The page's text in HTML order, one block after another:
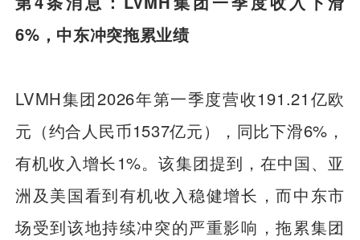
6%，中东冲突拖累业绩
LVMH集团2026年第一季度营收191.21亿欧
元（约合人民币1537亿元），同比下滑6%，
有机收入增长1%。该集团提到，在中国、亚
洲及美国看到有机收入稳健增长，而中东市
场受到该地持续冲突的严重影响，拖累集团